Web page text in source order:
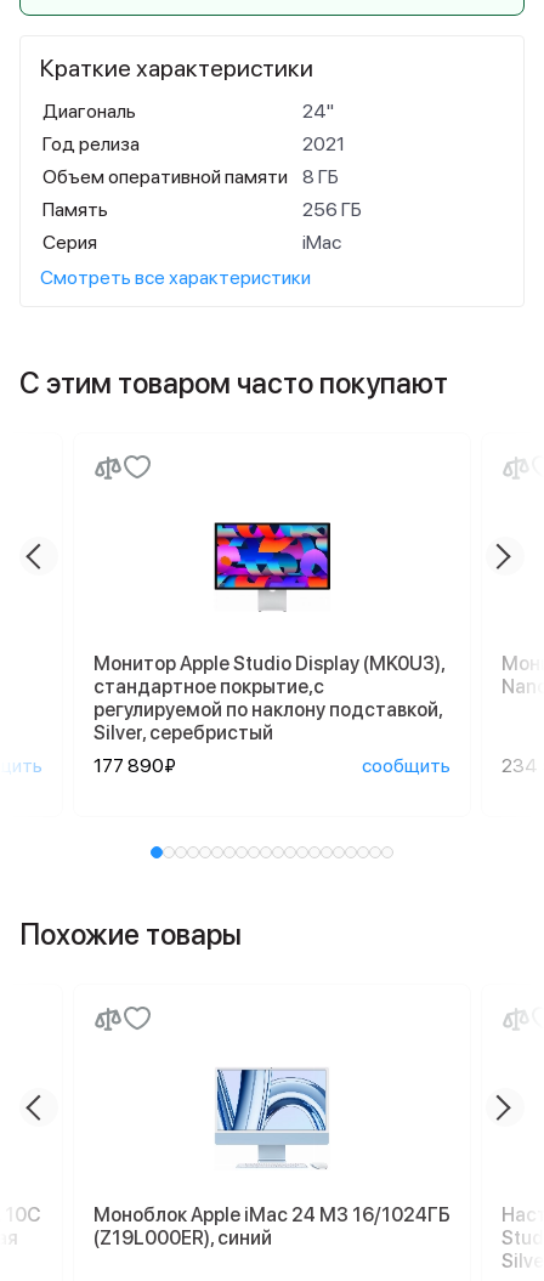
Краткие характеристики
Диагональ
24"
Год релиза
2021
Объем оперативной памяти
8 ГБ
Память
256 ГБ
Серия
iMac
Смотреть все характеристики
С этим товаром часто покупают
Монитор Apple Studio Display (MK0U3),
стандартное покрытие,с
регулируемой по наклону подставкой,
Silver, серебристый
177 890₽
сообщить 234
Похожие товары
10C
Моноблок Apple iMac 24 M3 16/1024ГБ
(Z19L000ER), синий